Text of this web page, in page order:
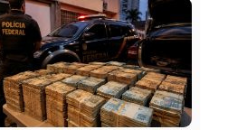
quinta-feira, 06/08/2026 às